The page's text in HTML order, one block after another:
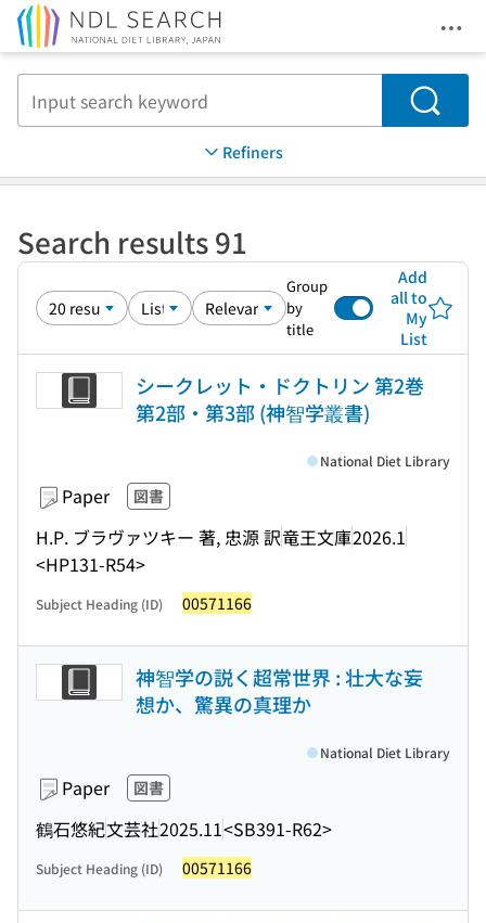
Search
Refiners
Search results 91
Group
by
title
Add
all to
My
List
シークレット・ドクトリン 第2巻
第2部・第3部 (神智学叢書)
Paper 図書
H.P. ブラヴァツキー 著, 忠源 訳竜王文庫2026.1
<HP131-R54>
National Diet Library
Subject Heading (ID) 00571166
神智学の説く超常世界 : 壮大な妄
想か、驚異の真理か
Paper 図書
鶴石悠紀文芸社2025.11<SB391-R62>
National Diet Library
Subject Heading (ID) 00571166